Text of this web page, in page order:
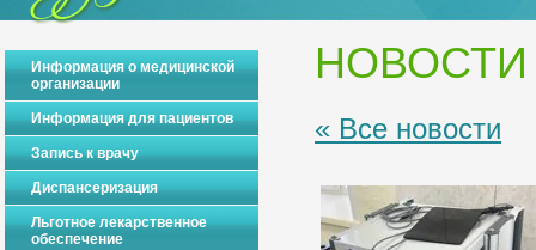
Информация о медицинской
организации
Информация для пациентов
Запись к врачу
Диспансеризация
Льготное лекарственное
обеспечение
НОВОСТИ
« Все новости